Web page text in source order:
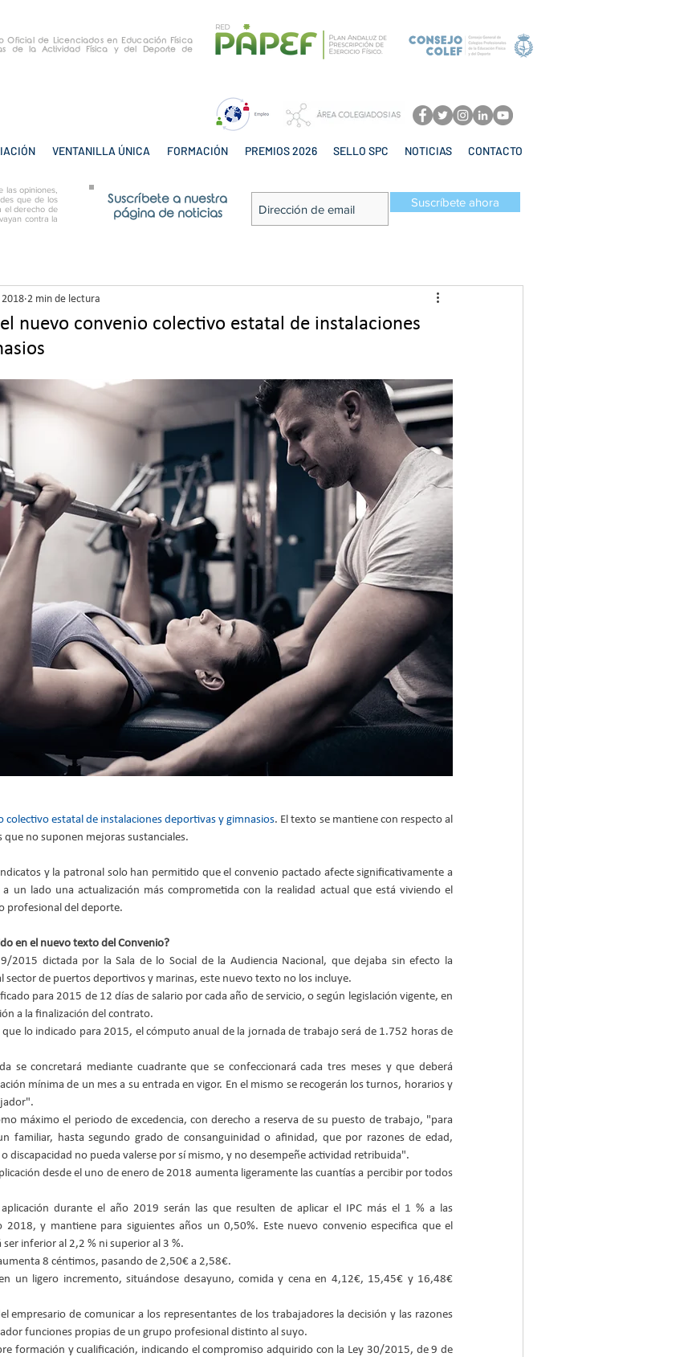
Oficial de Licenciados en Educación Física
de la Actividad Física y del Deporte de
VENTANILLA ÚNICA FORMACIÓN PREMIOS 2026 SELLO SPC NOTICIAS CONTACTO
las opiniones,
que de los
el derecho de
contra la
Suscríbete a nuestra
página de noticias
Suscríbete ahora
nuevo convenio colectivo estatal de instalaciones
2018 2 min de lectura
colectivo estatal de instalaciones deportivas y gimnasios. El texto se mantiene con respecto al
no suponen mejoras sustanciales.
y la patronal solo han permitido que el convenio pactado afecte significativamente a
a un lado una actualización más comprometida con la realidad actual que está viviendo el
profesional del deporte.
en el nuevo texto del Convenio?
2015 dictada por la Sala de lo Social de la Audiencia Nacional, que dejaba sin efecto la
sector de puertos deportivos y marinas, este nuevo texto no los incluye.
para 2015 de 12 días de salario por cada año de servicio, o según legislación vigente, en
a la finalización del contrato.
que lo indicado para 2015, el cómputo anual de la jornada de trabajo será de 1.752 horas de
se concretará mediante cuadrante que se confeccionará cada tres meses y que deberá
mínima de un mes a su entrada en vigor. En el mismo se recogerán los turnos, horarios y
máximo el periodo de excedencia, con derecho a reserva de su puesto de trabajo, "para
familiar, hasta segundo grado de consanguinidad o afinidad, que por razones de edad,
discapacidad no pueda valerse por sí mismo, y no desempeñe actividad retribuida".
desde el uno de enero de 2018 aumenta ligeramente las cuantías a percibir por todos
aplicación durante el año 2019 serán las que resulten de aplicar el IPC más el 1 % a las
2018, y mantiene para siguientes años un 0,50%. Este nuevo convenio especifica que el
inferior al 2,2 % ni superior al 3 %.
8 céntimos, pasando de 2,50€ a 2,58€.
un ligero incremento, situándose desayuno, comida y cena en 4,12€, 15,45€ y 16,48€
empresario de comunicar a los representantes de los trabajadores la decisión y las razones
funciones propias de un grupo profesional distinto al suyo.
formación y cualificación, indicando el compromiso adquirido con la Ley 30/2015, de 9 de